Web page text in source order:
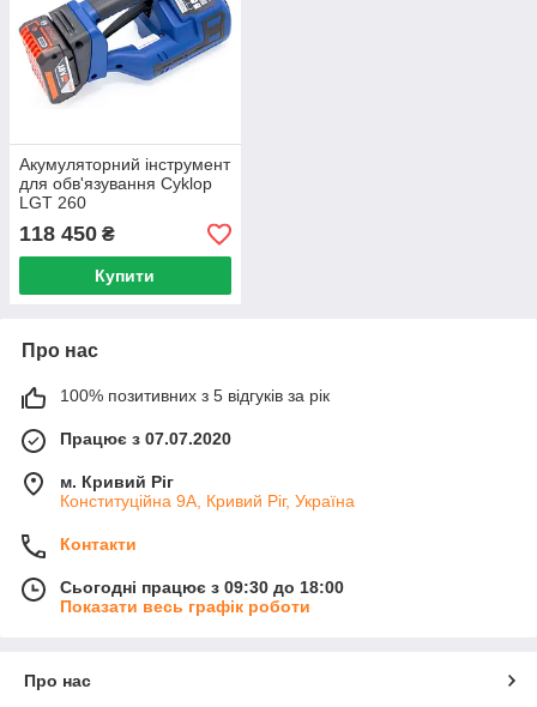
Акумуляторний інструмент
для обв'язування Cyklop
LGT 260
118 450 ₴
Купити
Про нас
100% позитивних з 5 відгуків за рік
Працює з 07.07.2020
м. Кривий Ріг
Конституційна 9А, Кривий Ріг, Україна
Контакти
Сьогодні працює з 09:30 до 18:00
Показати весь графік роботи
Про нас